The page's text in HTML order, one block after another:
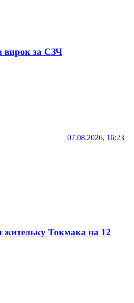
вирок за СЗЧ
07.08.2026, 16:23
жительку Токмака на 12